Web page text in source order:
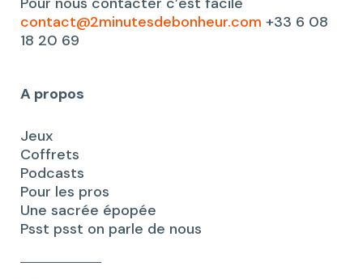
contact@2minutesdebonheur.com +33 6 08
18 20 69
A propos
Jeux
Coffrets
Podcasts
Pour les pros
Une sacrée épopée
Psst psst on parle de nous